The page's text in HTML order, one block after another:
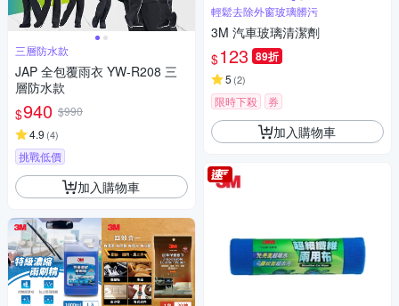
三層防水款
JAP 全包覆雨衣 YW-R208 三
層防水款
$940 $990
4.9 (4)
挑戰低價
加入購物車
輕鬆去除外窗玻璃髒污
3M 汽車玻璃清潔劑
$123 89折
5 (2)
限時下殺 券
加入購物車